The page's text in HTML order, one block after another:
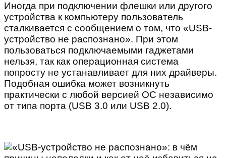
Иногда при подключении флешки или другого
устройства к компьютеру пользователь
сталкивается с сообщением о том, что «USB-
устройство не распознано». При этом
пользоваться подключаемыми гаджетами
нельзя, так как операционная система
попросту не устанавливает для них драйверы.
Подобная ошибка может возникнуть
практически с любой версией ОС независимо
от типа порта (USB 3.0 или USB 2.0).